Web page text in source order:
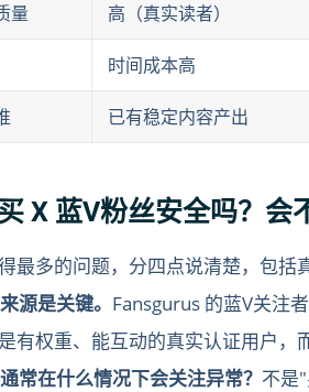
量 高（真实读者）
时间成本高
已有稳定内容产出
X 蓝V粉丝安全吗？会
最多的问题，分四点说清楚，包括
源是关键。 Fansgurus 的蓝V关注
有权重、能互动的真实认证用户，
常在什么情况下会关注异常？ 不是